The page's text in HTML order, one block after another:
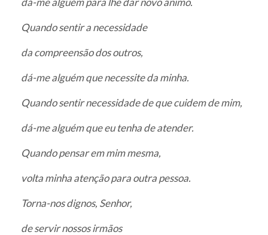
Quando sentir a necessidade
da compreensão dos outros,
dá-me alguém que necessite da minha.
Quando sentir necessidade de que cuidem de mim,
dá-me alguém que eu tenha de atender.
Quando pensar em mim mesma,
volta minha atenção para outra pessoa.
Torna-nos dignos, Senhor,
de servir nossos irmãos